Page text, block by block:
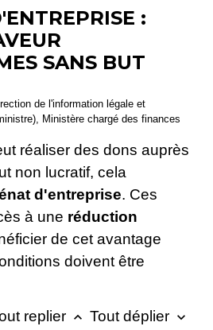
:
SANS BUT
de l'information légale et
Ministère chargé des finances
réaliser des dons auprès
non lucratif, cela
d'entreprise. Ces
à une réduction
de cet avantage
doivent être
replier keyboard_arrow_up Tout déplier keyboard_arrow_down